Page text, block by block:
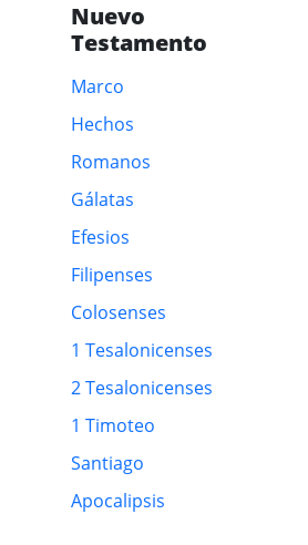
Nuevo
Testamento
Marco
Hechos
Romanos
Gálatas
Efesios
Filipenses
Colosenses
1 Tesalonicenses
2 Tesalonicenses
1 Timoteo
Santiago
Apocalipsis